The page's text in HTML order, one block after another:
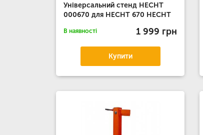
Універсальний стенд HECHT
000670 для HECHT 670 HECHT
В наявності 1 999 грн
Купити